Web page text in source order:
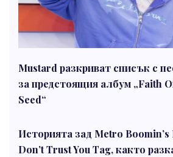
Mustard разкриват списък с
за предстоящия албум „Faith
Seed“
Историята зад Metro Boomin’s
Don’t Trust You Tag, както